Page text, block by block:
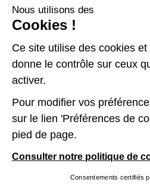
Plan du site
Données personnelles
Gérer les cookies
Kit de communication
Accessibilité :
Nous utilisons des
Cookies !
Ce site utilise des cookies et
donne le contrôle sur ceux
activer.
Pour modifier vos
sur le lien 'Préférences de
pied de page.
Consulter notre politique de
Consentements certifiés